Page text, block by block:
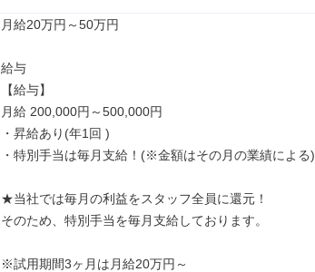
月給20万円～50万円
給与
【給与】
月給 200,000円～500,000円
・昇給あり(年1回 )
・特別手当は毎月支給！(※金額はその月の業績による)
★当社では毎月の利益をスタッフ全員に還元！
そのため、特別手当を毎月支給しております。
※試用期間3ヶ月は月給20万円～